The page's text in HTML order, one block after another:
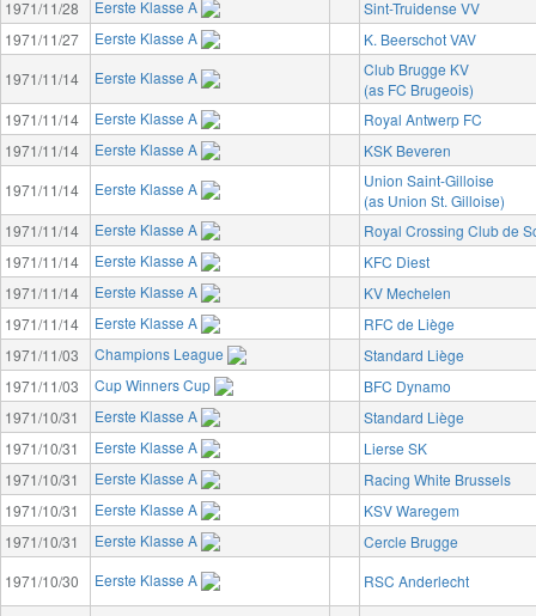
1971/11/28
Eerste Klasse A
Sint-Truidense VV
1971/11/27
Eerste Klasse A
K. Beerschot VAV
1971/11/14
Eerste Klasse A
Club Brugge KV
(as FC Brugeois)
1971/11/14
Eerste Klasse A
Royal Antwerp FC
1971/11/14
Eerste Klasse A
KSK Beveren
1971/11/14
Eerste Klasse A
Union Saint-Gilloise
(as Union St. Gilloise)
1971/11/14
Eerste Klasse A
Royal Crossing Club de
1971/11/14
Eerste Klasse A
KFC Diest
1971/11/14
Eerste Klasse A
KV Mechelen
1971/11/14
Eerste Klasse A
RFC de Liège
1971/11/03
Champions League
Standard Liège
1971/11/03
Cup Winners Cup
BFC Dynamo
1971/10/31
Eerste Klasse A
Standard Liège
1971/10/31
Eerste Klasse A
Lierse SK
1971/10/31
Eerste Klasse A
Racing White Brussels
1971/10/31
Eerste Klasse A
KSV Waregem
1971/10/31
Eerste Klasse A
Cercle Brugge
1971/10/30
Eerste Klasse A RSC Anderlecht